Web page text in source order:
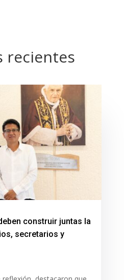
recientes
construir juntas la
secretarios y